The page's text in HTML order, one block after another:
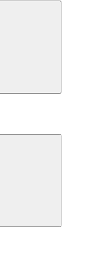
組み（日本）
（米国/英語）